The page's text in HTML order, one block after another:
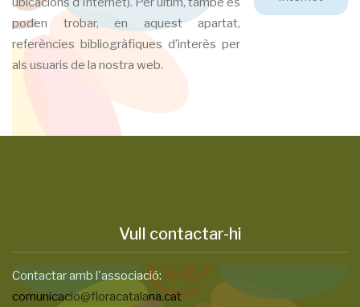
poden trobar, en aquest apartat,
referències bibliogràfiques d’interès per
als usuaris de la nostra web.
Vull contactar-hi
Contactar amb l'associació:
comunicacio@floracatalana.cat